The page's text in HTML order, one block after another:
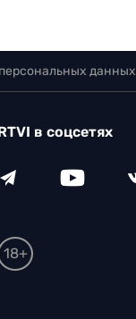
данных
в соцсетях
18+